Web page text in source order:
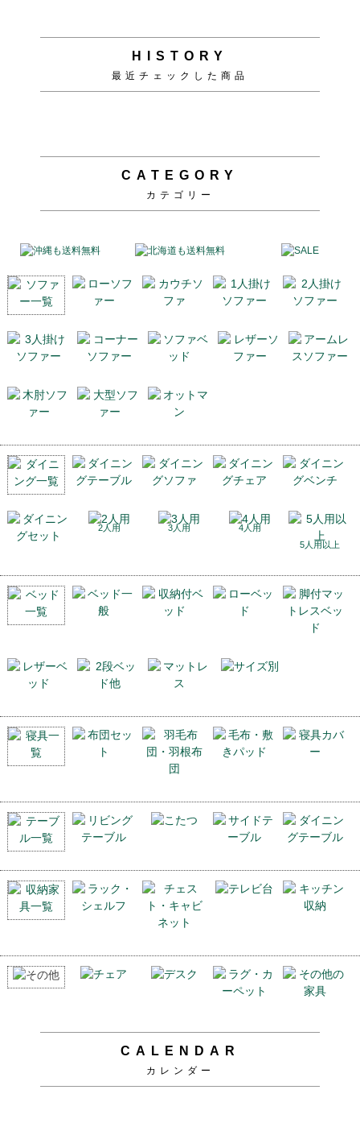
HISTORY
最近チェックした商品
CATEGORY
カテゴリー
2人用 3人用
4人用
5人用以上
CALENDAR
カレンダー